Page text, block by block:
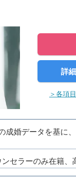
詳
＞各項
成婚データを基に
セラーのみ在籍、